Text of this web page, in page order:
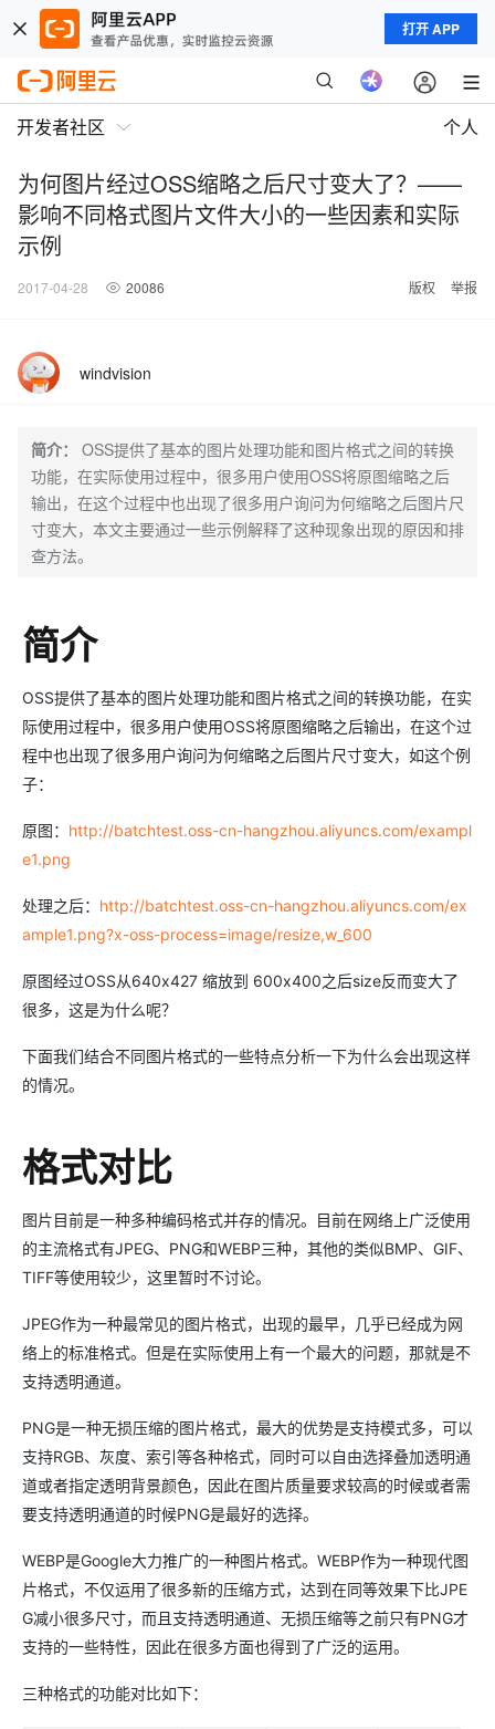
打开 APP
开发者社区 个人
为何图片经过OSS缩略之后尺寸变大了？——
影响不同格式图片文件大小的一些因素和实际
示例
2017-04-28 20086 版权 举报
windvision
简介：
OSS提供了基本的图片处理功能和图片格式之间的转换
功能，在实际使用过程中，很多用户使用OSS将原图缩略之后
输出，在这个过程中也出现了很多用户询问为何缩略之后图片尺
寸变大，本文主要通过一些示例解释了这种现象出现的原因和排
查方法。
简介
OSS提供了基本的图片处理功能和图片格式之间的转换功能，在实
际使用过程中，很多用户使用OSS将原图缩略之后输出，在这个过
程中也出现了很多用户询问为何缩略之后图片尺寸变大，如这个例
子：
原图： http://batchtest.oss-cn-hangzhou.aliyuncs.com/exampl
e1.png
处理之后： http://batchtest.oss-cn-hangzhou.aliyuncs.com/ex
ample1.png?x-oss-process=image/resize,w_600
原图经过OSS从640x427 缩放到 600x400之后size反而变大了
很多，这是为什么呢？
下面我们结合不同图片格式的一些特点分析一下为什么会出现这样
的情况。
格式对比
图片目前是一种多种编码格式并存的情况。目前在网络上广泛使用
的主流格式有JPEG、PNG和WEBP三种，其他的类似BMP、GIF、
TIFF等使用较少，这里暂时不讨论。
JPEG作为一种最常见的图片格式，出现的最早，几乎已经成为网
络上的标准格式。但是在实际使用上有一个最大的问题，那就是不
支持透明通道。
PNG是一种无损压缩的图片格式，最大的优势是支持模式多，可以
支持RGB、灰度、索引等各种格式，同时可以自由选择叠加透明通
道或者指定透明背景颜色，因此在图片质量要求较高的时候或者需
要支持透明通道的时候PNG是最好的选择。
WEBP是Google大力推广的一种图片格式。WEBP作为一种现代图
片格式，不仅运用了很多新的压缩方式，达到在同等效果下比JPE
G减小很多尺寸，而且支持透明通道、无损压缩等之前只有PNG才
支持的一些特性，因此在很多方面也得到了广泛的运用。
三种格式的功能对比如下：